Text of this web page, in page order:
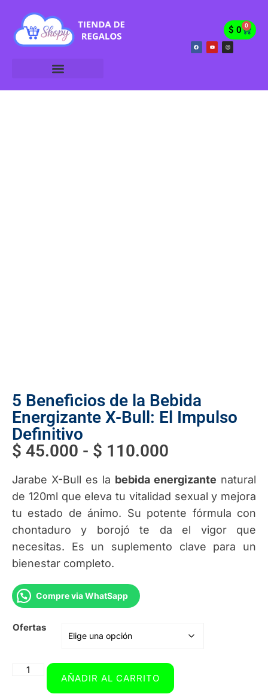
$ 0 0
5 Beneficios de la Bebida
Energizante X-Bull: El Impulso
Definitivo
$ 45.000 - $ 110.000
Jarabe X-Bull es la bebida energizante natural
de 120ml que eleva tu vitalidad sexual y mejora
tu estado de ánimo. Su potente fórmula con
chontaduro y borojó te da el vigor que
necesitas. Es un suplemento clave para un
bienestar completo.
Compre via WhatSapp
Ofertas
AÑADIR AL CARRITO